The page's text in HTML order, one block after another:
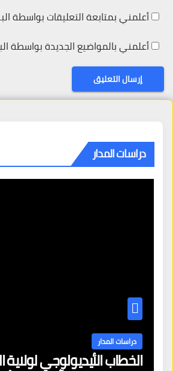
أعلمني بمتابعة التعليقات بواسطة
أعلمني بالمواضيع الجديدة بواسطة
دراسات المدار
دراسات المدار
الخطاب الأيديولوجي لولاية